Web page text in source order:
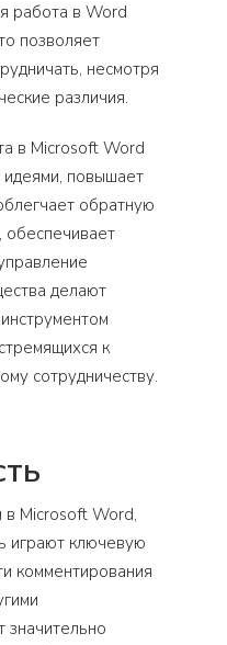
работа в Word
позволяет
несмотря
различия.
в Microsoft Word
повышает
обратную
обеспечивает
делают
к
сотрудничеству.
в Microsoft Word,
играют ключевую
комментирования
значительно